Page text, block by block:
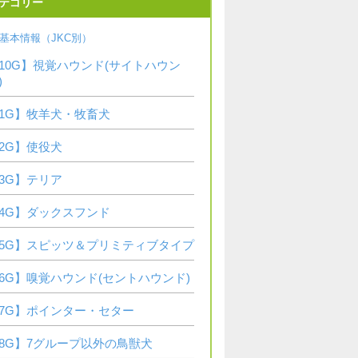
ゴリー
本情報（JKC別）
10G】視覚ハウンド(サイトハウン
1G】牧羊犬・牧畜犬
2G】使役犬
3G】テリア
4G】ダックスフンド
5G】スピッツ＆プリミティブタイプ
6G】嗅覚ハウンド(セントハウンド)
7G】ポインター・セター
8G】7グループ以外の鳥獣犬